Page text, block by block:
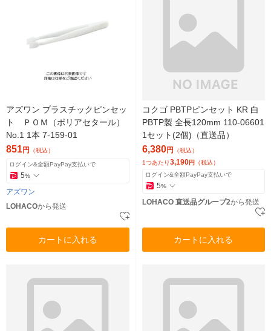
アズワン プラスチックピンセッ
ト ＰＯＭ（ポリアセタール）
No.1 1本 7-159-01
851円 （税込）
ログイン&全額PayPay支払いで
5%
アズワン
LOHACOから発送
カートに入れる
コクゴ PBTPピンセット KR 白
PBTP製 全長120mm 110-06601
1セット(2個)（直送品）
6,380円
（税込）
1つあたり3,190円 （税込）
ログイン&全額PayPay支払いで
5%
LOHACO 直送品グループ2から発送
カートに入れる